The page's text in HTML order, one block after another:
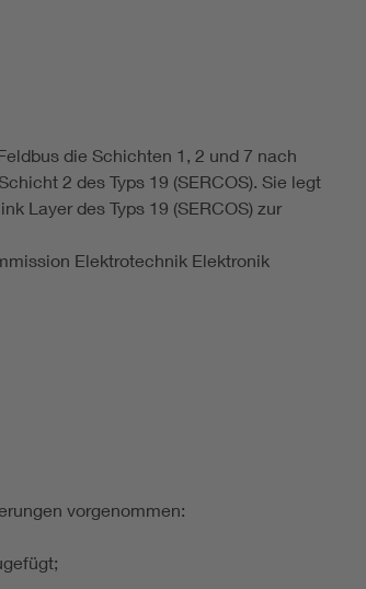
die Schichten 1, 2 und 7 nach
2 des Typs 19 (SERCOS). Sie legt
Layer des Typs 19 (SERCOS) zur
Elektrotechnik Elektronik
vorgenommen: